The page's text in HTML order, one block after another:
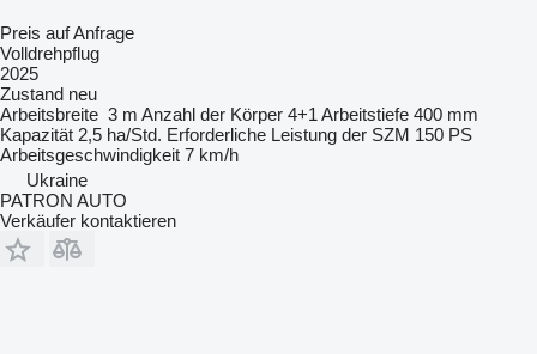
Preis auf Anfrage
Volldrehpflug
2025
Zustand neu
Arbeitsbreite 3 m Anzahl der Körper 4+1 Arbeitstiefe 400 mm
Kapazität 2,5 ha/Std. Erforderliche Leistung der SZM 150 PS
Arbeitsgeschwindigkeit 7 km/h
Ukraine
PATRON AUTO
Verkäufer kontaktieren